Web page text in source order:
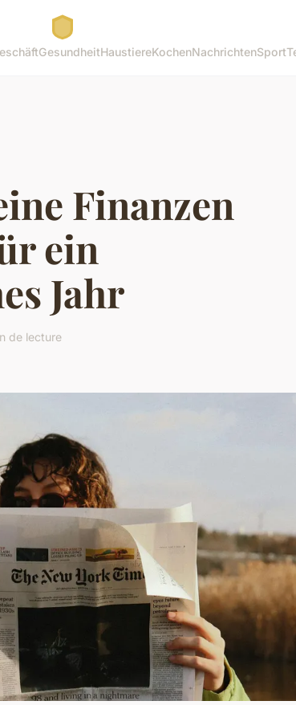
GesundheitHaustiereKochenNachrichtenSport
Finanzen
ein
Jahr
de lecture